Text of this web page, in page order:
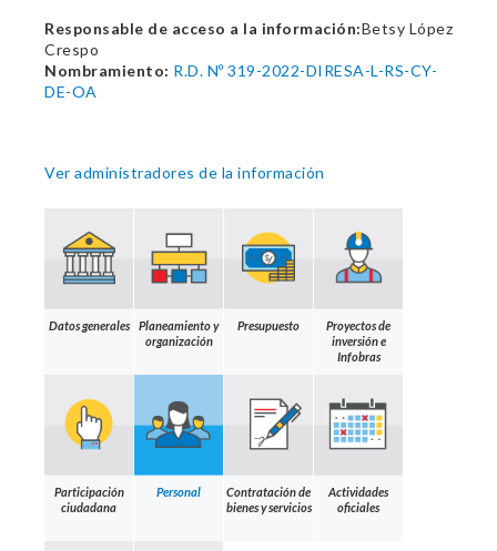
Responsable de acceso a la información:Betsy López
Crespo
Nombramiento: R.D. Nº 319-2022-DIRESA-L-RS-CY-
DE-OA
Ver administradores de la información
Datos generales
Planeamiento y
organización
Presupuesto
Proyectos de
inversión e
Infobras
Participación
ciudadana
Personal
Contratación de
bienes y servicios
Actividades
oficiales